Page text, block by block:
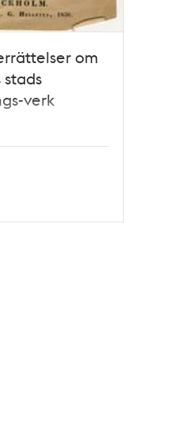
om
verk